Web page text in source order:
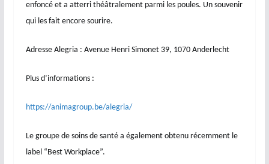
enfoncé et a atterri théâtralement parmi les poules. Un souvenir
qui les fait encore sourire.
Adresse Alegria : Avenue Henri Simonet 39, 1070 Anderlecht
Plus d’informations :
https://animagroup.be/alegria/
Le groupe de soins de santé a également obtenu récemment le
label “Best Workplace”.